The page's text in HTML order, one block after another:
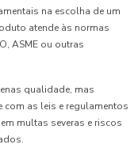
na escolha de um
atende às normas
ASME ou outras
qualidade, mas
as leis e regulamentos
multas severas e riscos